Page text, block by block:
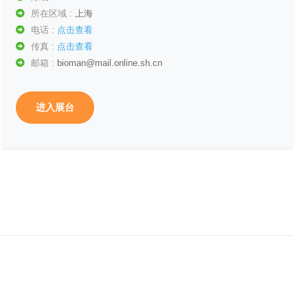
所在区域 : 上海
电话 : 点击查看
传真 : 点击查看
邮箱 : bioman@mail.online.sh.cn
进入展台